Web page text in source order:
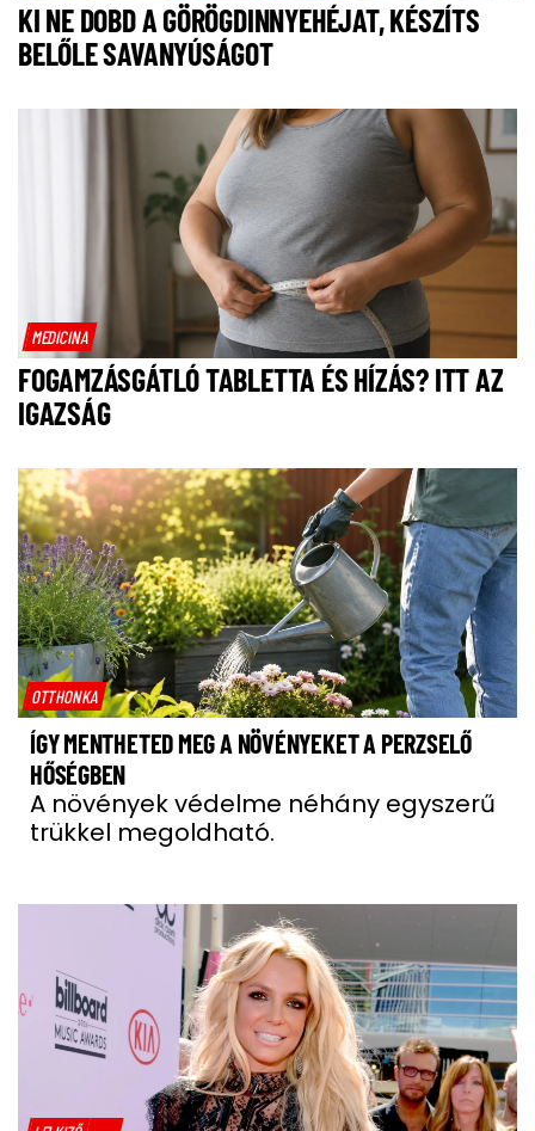
KI NE DOBD A GÖRÖGDINNYEHÉJAT, KÉSZÍTS
BELŐLE SAVANYÚSÁGOT
MEDICINA
FOGAMZÁSGÁTLÓ TABLETTA ÉS HÍZÁS? ITT AZ
IGAZSÁG
OTTHONKA
ÍGY MENTHETED MEG A NÖVÉNYEKET A PERZSELŐ
HŐSÉGBEN
A növények védelme néhány egyszerű
trükkel megoldható.